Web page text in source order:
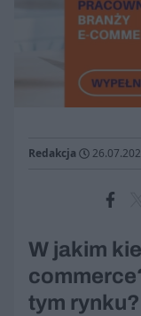
Redakcja
W jakim
tym